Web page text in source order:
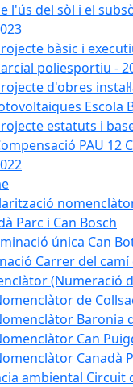
l'ús del sòl i el
bàsic i
poliesportiu -
d'obres
Escola
estatuts i
PAU 12
Parc i Can Bosch
única Can
Carrer del
(Numeració
de
Baronia
Can
Canadà
ambiental Circuit